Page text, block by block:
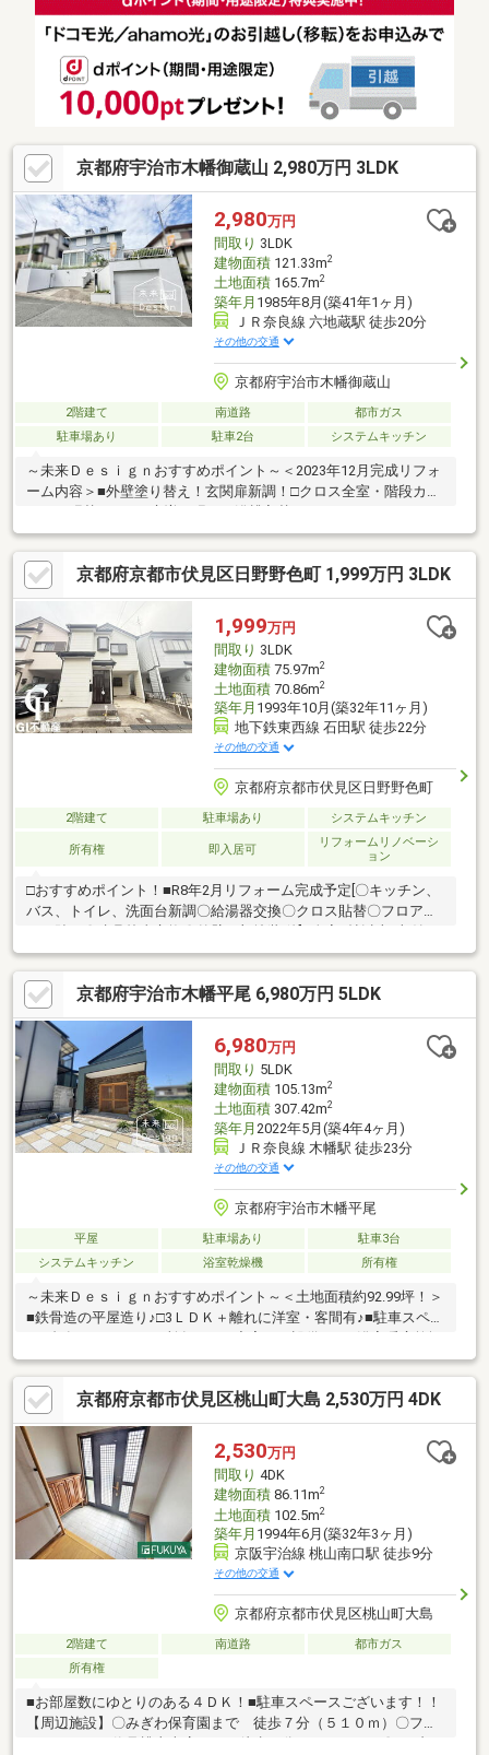
笑顔が集まる、明るく開放的なリビングと間取りです♪さらに、2
階には吹抜空間があり、家全体に開放感と心地よい風を届けます
す！☆オープンハウス・イベント情報もご覧ください☆
京都府宇治市木幡御蔵山 2,980万円 3LDK
2,980万円
間取り 3LDK
建物面積121.33m2
土地面積165.7m2
築年月 1985年8月(築41年1ヶ月)
ＪＲ奈良線 六地蔵駅 徒歩20分
その他の交通
京都府宇治市木幡御蔵山
2階建て 南道路
都市ガス
駐車場あり
駐車2台 システムキッチン
～未来Ｄｅｓｉｇｎおすすめポイント～＜2023年12月完成リフォ
ーム内容＞■外壁塗り替え！玄関扉新調！□クロス全室・階段カー
ペット張替！■1F 床増し張り！浴槽入替！□スイッチ・コンセン
トカバー新調！■パントリー新設！2F 洋室を2部屋に！＜土地面
積約50.12坪！＞■間取り3ＬＤＫ＋屋根裏収納付き！□LD広々約18
帖！■南向きにつき陽当り良好♪＜普通車駐車スペース2台有！＞
□1台シャッター付き！■前面道路幅員約5.9ｍ！□間口広々約11.8
ｍ！＜閑静な住宅地です♪＞□閑静で緑豊かな住環境が魅力の 第
一種低層住居専用地域！ お気軽にお問い合わせ下さい！
京都府京都市伏見区日野野色町 1,999万円 3LDK
1,999万円
間取り 3LDK
建物面積75.97m2
土地面積70.86m2
築年月 1993年10月(築32年11ヶ月)
地下鉄東西線 石田駅 徒歩22分
その他の交通
京都府京都市伏見区日野野色町
2階建て 駐車場あり システムキッチン
所有権 即入居可
リフォームリノベーシ
ョン
□おすすめポイント！■R8年2月リフォーム完成予定[〇キッチン、
バス、トイレ、洗面台新調〇給湯器交換〇クロス貼替〇フロアタ
ペースも大変充実しており利便性も◎■駐車スペースにはカーポ
ート付きで雨の日でも安心♪■徒歩6分圏内にコンビニ、スーパ
ー、ドラッグストアがあり周辺環境充実♪□近隣環境■JR・地下鉄
「六地蔵」徒歩25分■日野小学校 徒歩11分■春日丘中学校 徒歩15
分■フレンドマート御蔵山店 徒歩5分 当日の見学やご予約受付
中！物件の詳細はGI不動産まで♪公式LINEやお電話でご連絡いただ
けます♪
京都府宇治市木幡平尾 6,980万円 5LDK
6,980万円
間取り 5LDK
建物面積105.13m2
土地面積307.42m2
築年月 2022年5月(築4年4ヶ月)
ＪＲ奈良線 木幡駅 徒歩23分
その他の交通
京都府宇治市木幡平尾
平屋 駐車場あり
駐車3台
システムキッチン
浴室乾燥機 所有権
～未来Ｄｅｓｉｇｎおすすめポイント～＜土地面積約92.99坪！＞
■鉄骨造の平屋造り♪□3ＬＤＫ＋離れに洋室・客間有♪■駐車スペー
ス3台有！□トイレ2ヶ所有！ ＜充実した設備！＞■浴室暖房乾燥
機付き！□アイランドキッチン！■食器洗乾燥機付き！＜落ち着い
たお洒落な外観♪＞□玄関に囲炉裏ございます♪■縁側や広々とした
お庭もございます♪□天井が高く平屋ならではの ゆったりとした
間取り♪＜周辺買い物施設充実♪＞■フレンドマート御蔵山店 徒
歩約9分！□ドラッグユタカ宇治御蔵山店 徒歩約6分！■ローソン
宇治木幡平尾店 徒歩約7分！ お気軽にお問い合わせ下さい♪
京都府京都市伏見区桃山町大島 2,530万円 4DK
2,530万円
間取り 4DK
建物面積86.11m2
土地面積102.5m2
築年月 1994年6月(築32年3ヶ月)
京阪宇治線 桃山南口駅 徒歩9分
その他の交通
京都府京都市伏見区桃山町大島
2階建て 南道路
都市ガス
所有権
■お部屋数にゆとりのある４ＤＫ！■駐車スペースございます！！
【周辺施設】〇みぎわ保育園まで 徒歩７分（５１０ｍ）〇ファ